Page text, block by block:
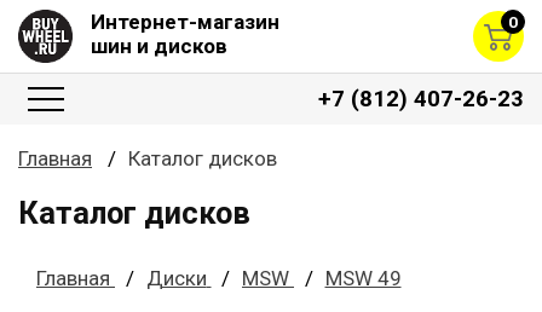
Интернет-магазин
шин и дисков
0
+7 (812) 407-26-23
Главная Каталог дисков
Каталог дисков
Главная Диски MSW MSW 49